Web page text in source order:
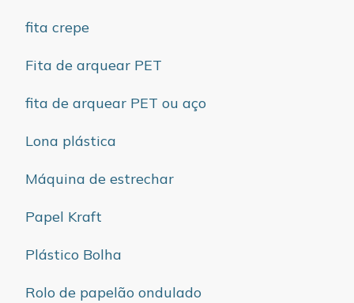
fita crepe
Fita de arquear PET
fita de arquear PET ou aço
Lona plástica
Máquina de estrechar
Papel Kraft
Plástico Bolha
Rolo de papelão ondulado